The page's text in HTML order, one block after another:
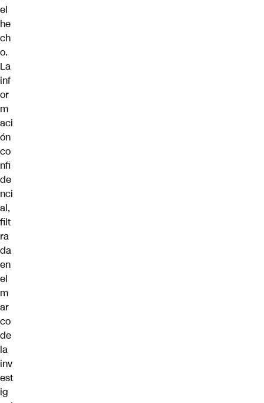
el
he
ch
o.
La
inf
or
m
aci
ón
co
nfi
de
nci
al,
filt
ra
da
en
el
m
ar
co
de
la
inv
est
ig